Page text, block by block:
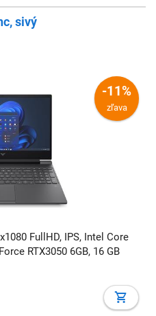
sivý
-11%
zľava
FullHD, IPS, Intel Core
RTX3050 6GB, 16 GB